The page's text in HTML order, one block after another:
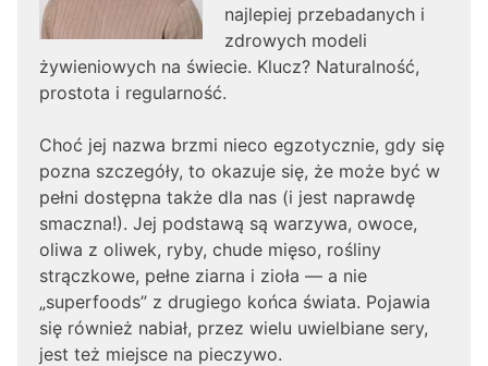
najlepiej przebadanych i
zdrowych modeli
żywieniowych na świecie. Klucz? Naturalność,
prostota i regularność.
Choć jej nazwa brzmi nieco egzotycznie, gdy się
pozna szczegóły, to okazuje się, że może być w
pełni dostępna także dla nas (i jest naprawdę
smaczna!). Jej podstawą są warzywa, owoce,
oliwa z oliwek, ryby, chude mięso, rośliny
strączkowe, pełne ziarna i zioła — a nie
„superfoods” z drugiego końca świata. Pojawia
się również nabiał, przez wielu uwielbiane sery,
jest też miejsce na pieczywo.